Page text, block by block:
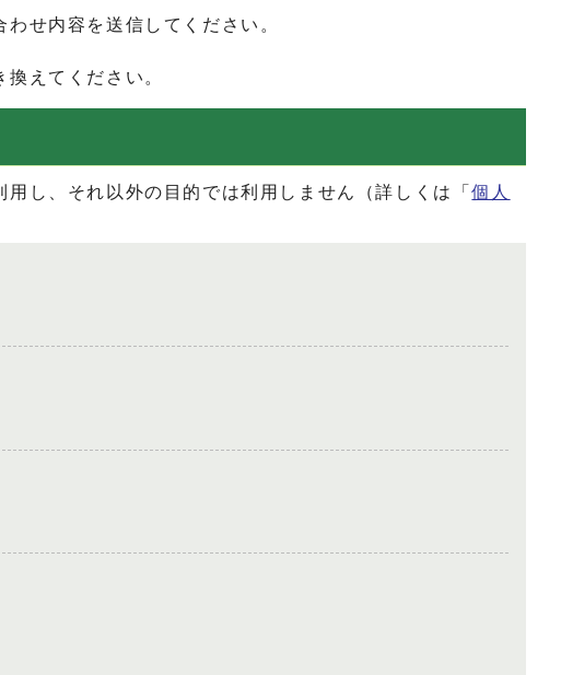
せ内容を送信してください。
えてください。
し、それ以外の目的では利用しません（詳しくは「個人